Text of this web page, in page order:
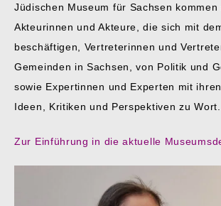
Jüdischen Museum für Sachsen
Akteurinnen und Akteure, die sich mit
beschäftigen, Vertreterinnen und
Gemeinden in Sachsen, von Politik und
sowie Expertinnen und Experten mit
Ideen, Kritiken und Perspektiven zu Wort.
Zur Einführung in die aktuelle